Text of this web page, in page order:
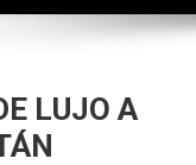
LUJO A